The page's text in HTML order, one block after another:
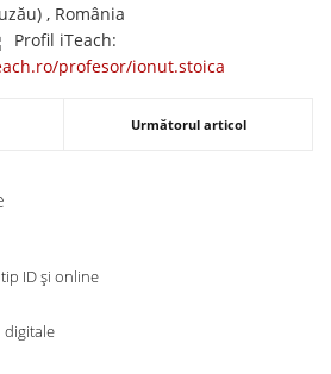
, România
Profil iTeach:
profesor/ionut.stoica
Următorul articol
ID și online
digitale